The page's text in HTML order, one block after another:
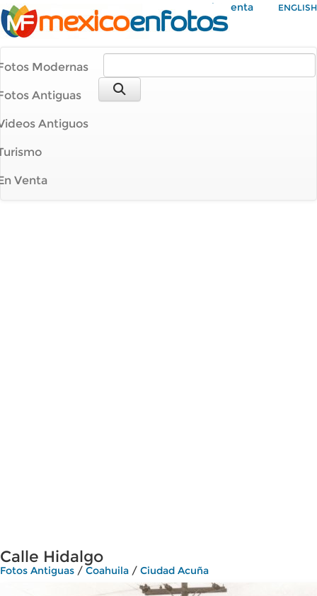
Mi Cuenta ENGLISH
Modernas
Antiguas
Antiguos
Venta
Calle Hidalgo
Fotos Antiguas / Coahuila / Ciudad Acuña